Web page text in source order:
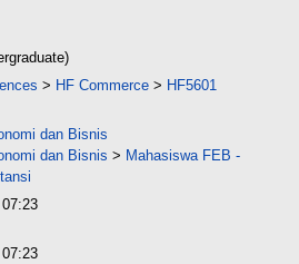
> HF Commerce > HF5601
dan Bisnis
dan Bisnis > Mahasiswa FEB -